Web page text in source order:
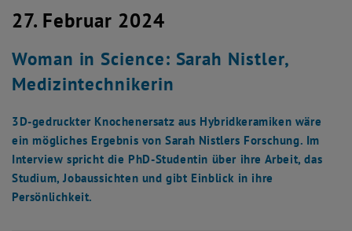
Zurück: Subseiten von TU Wien Startseite auflisten
Zurück zur letzten Ebene:
TU Wien Startseite
Übersicht
27. Februar 2024
Woman in Science: Sarah Nistler,
Medizintechnikerin
3D-gedruckter Knochenersatz aus Hybridkeramiken wäre
ein mögliches Ergebnis von Sarah Nistlers Forschung. Im
Interview spricht die PhD-Studentin über ihre Arbeit, das
Studium, Jobaussichten und gibt Einblick in ihre
Persönlichkeit.